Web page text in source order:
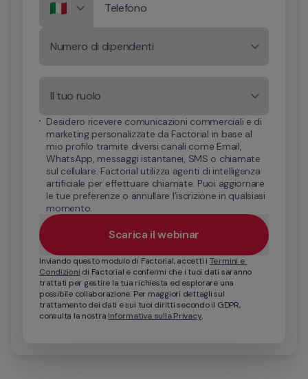
Telefono
Numero di dipendenti
Il tuo ruolo
Desidero ricevere comunicazioni commerciali e di
marketing personalizzate da Factorial in base al
mio profilo tramite diversi canali come Email,
WhatsApp, messaggi istantanei, SMS o chiamate
sul cellulare. Factorial utilizza agenti di intelligenza
artificiale per effettuare chiamate. Puoi aggiornare
le tue preferenze o annullare l’iscrizione in qualsiasi
momento.
Inviando questo modulo di Factorial, accetti i Termini e
Condizioni di Factorial e confermi che i tuoi dati saranno
trattati per gestire la tua richiesta ed esplorare una
possibile collaborazione. Per maggiori dettagli sul
trattamento dei dati e sui tuoi diritti secondo il GDPR,
consulta la nostra Informativa sulla Privacy.
Scarica il webinar